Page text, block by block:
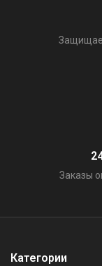
Заказы
Категории